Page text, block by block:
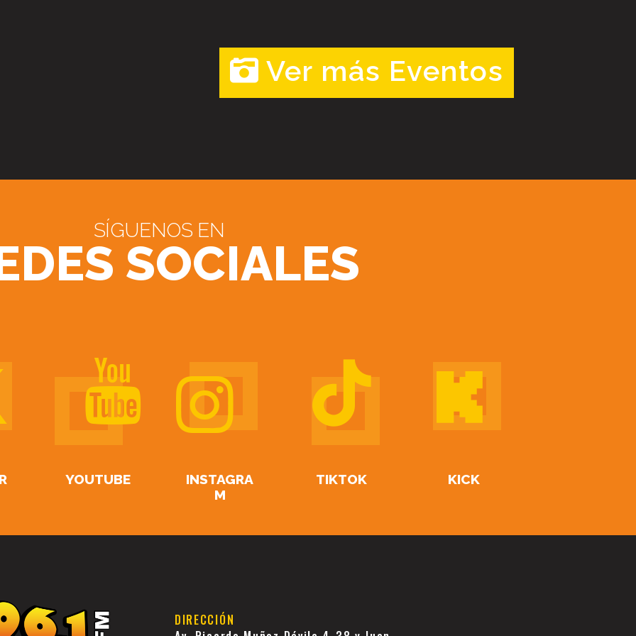
Ver más Eventos
SÍGUENOS EN
SOCIALES
YOUTUBE
INSTAGRA
M
TIKTOK KICK
DIRECCIÓN